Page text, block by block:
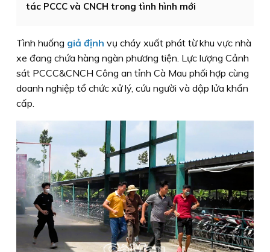
tác PCCC và CNCH trong tình hình mới
Tình huống giả định vụ cháy xuất phát từ khu vực nhà
xe đang chứa hàng ngàn phương tiện. Lực lượng Cảnh
sát PCCC&CNCH Công an tỉnh Cà Mau phối hợp cùng
doanh nghiệp tổ chức xử lý, cứu người và dập lửa khẩn
cấp.